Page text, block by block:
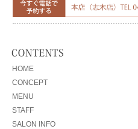
HOME
CONCEPT
MENU
STAFF
SALON INFO